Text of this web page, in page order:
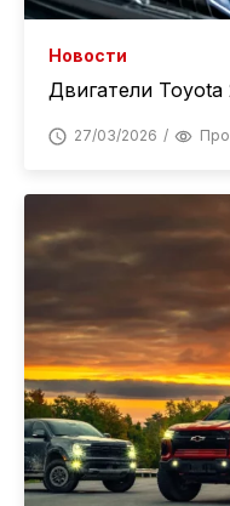
Новости
Двигатели
27/03/2026